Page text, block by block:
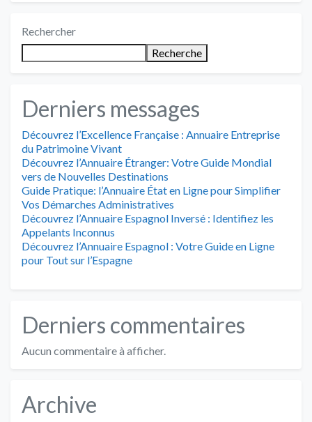
Rechercher
Recherche
Derniers messages
Découvrez l’Excellence Française : Annuaire Entreprise
du Patrimoine Vivant
Découvrez l’Annuaire Étranger: Votre Guide Mondial
vers de Nouvelles Destinations
Guide Pratique: l’Annuaire État en Ligne pour Simplifier
Vos Démarches Administratives
Découvrez l’Annuaire Espagnol Inversé : Identifiez les
Appelants Inconnus
Découvrez l’Annuaire Espagnol : Votre Guide en Ligne
pour Tout sur l’Espagne
Derniers commentaires
Aucun commentaire à afficher.
Archive